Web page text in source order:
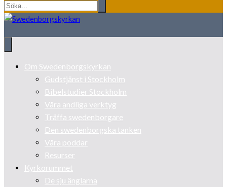
Om Swedenborgskyrkan
Gudstjänst i Stockholm
Bibelstudier Stockholm
Våra andliga verktyg
Träffa swedenborgare
Den swedenborgska tanken
Våra poddar
Resurser
Kyrkorummet
De sju änglarna